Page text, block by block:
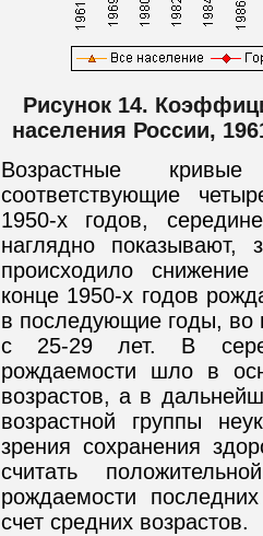
Рисунок 14.
населения России,
Возрастные
соответствующие
1950-х годов,
наглядно показывают,
происходило
конце 1950-х годов
в последующие годы, во
с 25-29 лет. В
рождаемости шло в
возрастов, а в
возрастной группы
зрения сохранения
считать
рождаемости
счет средних возрастов.